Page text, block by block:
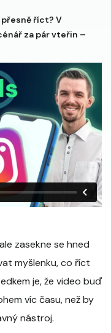
říct? V
za pár vteřin –
zasekne se hned
myšlenku, co říct
je, že video buď
víc času, než by
nástroj.